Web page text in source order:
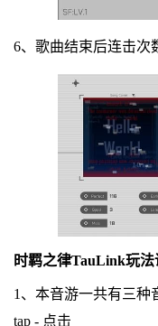
6、歌曲结束后连击次
时羁之律TauLink玩法
1、本音游一共有三种
tap - 点击